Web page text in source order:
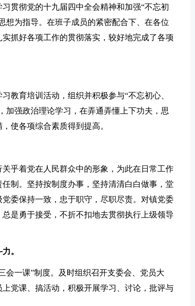
贯彻党的十九届四中全会精神和加强“不忘初
想为指导。在班子成员的紧密配合下、在各位
抓好各项工作的贯彻落实，较好地完成了各项
教育培训活动，组织并积极参与“不忘初心、
加强政治理论学习，在弄通弄懂上下功夫，思
使各项综合素质得到提高。
乎着党在人民群众中的形象，为此在日常工作
制。坚持按制度办事，坚持清清白白做事，堂
委保持一致，忠于职守，尽职尽责。对镇党委
是勇于接受，不折不扣地去贯彻执行上级领导
力。
会一课”制度。及时组织召开支委会、党员大
党课、搞活动，积极开展学习、讨论，批评与